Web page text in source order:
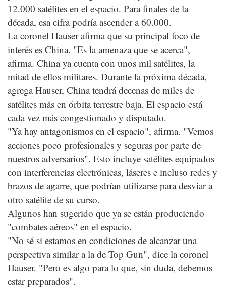
12.000 satélites en el espacio. Para finales de la
década, esa cifra podría ascender a 60.000.
La coronel Hauser afirma que su principal foco de
interés es China. "Es la amenaza que se acerca",
afirma. China ya cuenta con unos mil satélites, la
mitad de ellos militares. Durante la próxima década,
agrega Hauser, China tendrá decenas de miles de
satélites más en órbita terrestre baja. El espacio está
cada vez más congestionado y disputado.
"Ya hay antagonismos en el espacio", afirma. "Vemos
acciones poco profesionales y seguras por parte de
nuestros adversarios". Esto incluye satélites equipados
con interferencias electrónicas, láseres e incluso redes y
brazos de agarre, que podrían utilizarse para desviar a
otro satélite de su curso.
Algunos han sugerido que ya se están produciendo
"combates aéreos" en el espacio.
"No sé si estamos en condiciones de alcanzar una
perspectiva similar a la de Top Gun", dice la coronel
Hauser. "Pero es algo para lo que, sin duda, debemos
estar preparados".